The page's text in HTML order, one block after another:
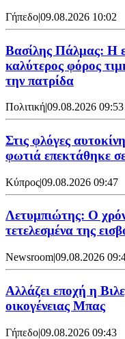
Γήπεδο|09.08.2026 10:02
Βασίλης Πάλμας: Η
καλύτερος φόρος
την πατρίδα
Πολιτική|09.08.2026 09:53
Στις φλόγες
φωτιά επεκτάθηκε
Κύπρος|09.08.2026 09:47
Λετυμπιώτης: Ο
τετελεσμένα της
Newsroom|09.08.2026
Aλλάζει εποχή η
οικογένειας Μπας
Γήπεδο|09.08.2026 09:43